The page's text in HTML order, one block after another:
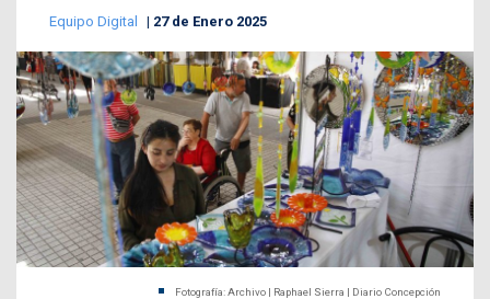
Equipo Digital 27 de Enero 2025
Fotografía: Archivo | Raphael Sierra | Diario Concepción